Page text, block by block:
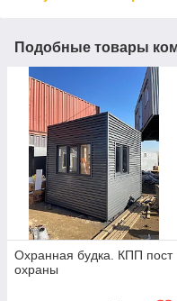
Подобные товары
Охранная будка. КПП пост
охраны